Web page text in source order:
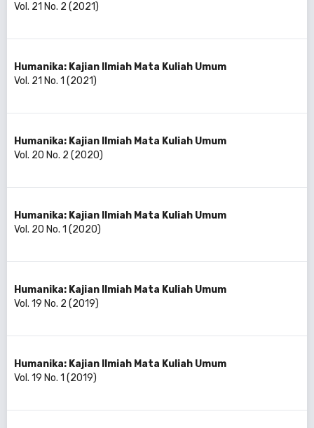
Vol. 21 No. 2 (2021)
Humanika: Kajian Ilmiah Mata Kuliah Umum
Vol. 21 No. 1 (2021)
Humanika: Kajian Ilmiah Mata Kuliah Umum
Vol. 20 No. 2 (2020)
Humanika: Kajian Ilmiah Mata Kuliah Umum
Vol. 20 No. 1 (2020)
Humanika: Kajian Ilmiah Mata Kuliah Umum
Vol. 19 No. 2 (2019)
Humanika: Kajian Ilmiah Mata Kuliah Umum
Vol. 19 No. 1 (2019)